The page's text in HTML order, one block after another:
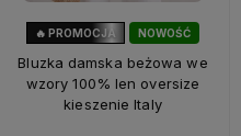
NOWOŚĆ
OKAZJA
🔥 PROMOCJA
Bluzka damska beżowa we
wzory 100% len oversize
kieszenie Italy